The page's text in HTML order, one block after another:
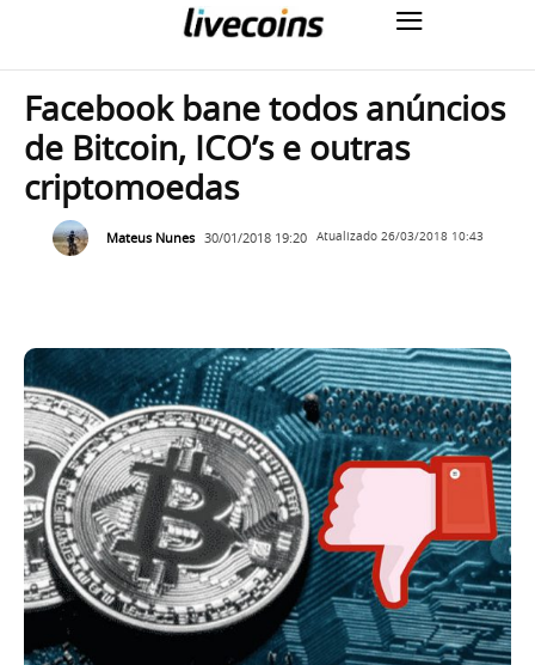
Facebook bane todos anúncios
de Bitcoin, ICO’s e outras
criptomoedas
Mateus Nunes 30/01/2018 19:20 Atualizado 26/03/2018 10:43